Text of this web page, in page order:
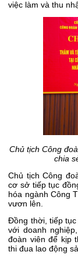
việc làm và thu
Chủ tịch Công
chia
Chủ tịch Công
cơ sở tiếp tục
hóa ngành Công
vươn lên.
Đồng thời, tiếp
với doanh
đoàn viên để kịp
thi đua lao động